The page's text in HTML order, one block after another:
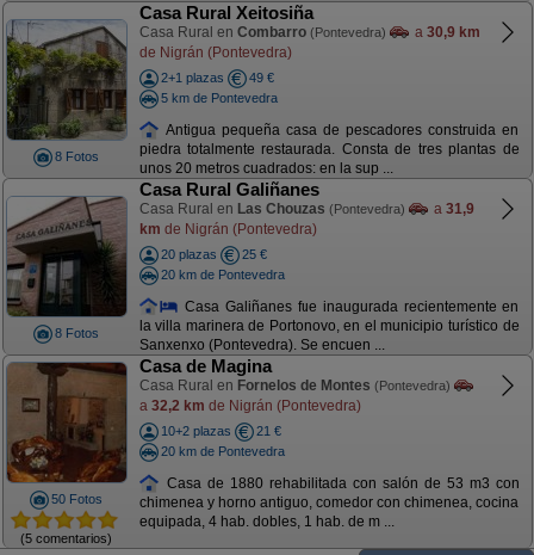
8 Fotos
Casa Rural Xeitosiña
Casa Rural en Combarro (Pontevedra) a 30,9 km
de Nigrán (Pontevedra)
2+1 plazas
49 €
5 km de Pontevedra
Antigua pequeña casa de pescadores construida en
piedra totalmente restaurada. Consta de tres plantas de
unos 20 metros cuadrados: en la sup ...
8 Fotos
Casa Rural Galiñanes
Casa Rural en Las Chouzas (Pontevedra) a 31,9
km de Nigrán (Pontevedra)
20 plazas
25 €
20 km de Pontevedra
Casa Galiñanes fue inaugurada recientemente en
la villa marinera de Portonovo, en el municipio turístico de
Sanxenxo (Pontevedra). Se encuen ...
50 Fotos
(5 comentarios)
Casa de Magina
Casa Rural en Fornelos de Montes (Pontevedra)
a 32,2 km de Nigrán (Pontevedra)
10+2 plazas
21 €
20 km de Pontevedra
Casa de 1880 rehabilitada con salón de 53 m3 con
chimenea y horno antiguo, comedor con chimenea, cocina
equipada, 4 hab. dobles, 1 hab. de m ...